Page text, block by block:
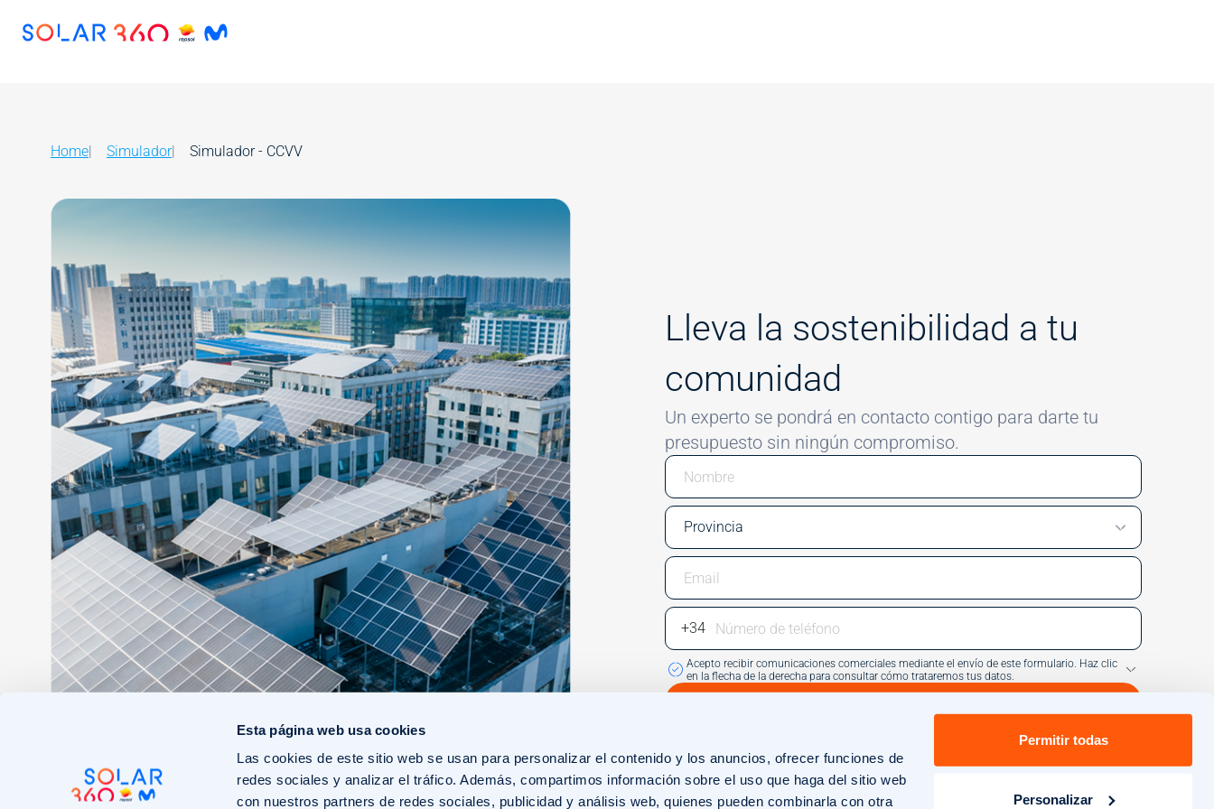
Esta página web usa cookies
Las cookies de este sitio web se usan para personalizar el contenido y los anuncios, ofrecer funciones de
redes sociales y analizar el tráfico. Además, compartimos información sobre el uso que haga del sitio web
con nuestros partners de redes sociales, publicidad y análisis web, quienes pueden combinarla con otra
Permitir todas
Personalizar
Image
Home Simulador Simulador - CCVV
Lleva la sostenibilidad a tu
comunidad
Un experto se pondrá en contacto contigo para darte tu
presupuesto sin ningún compromiso.
Email
Phone Number
Acepto recibir comunicaciones comerciales mediante el envío de este formulario. Haz clic
en la flecha de la derecha para consultar cómo trataremos tus datos.